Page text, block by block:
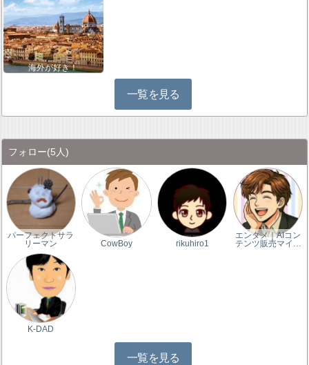
海外が好き！
一覧を見る
フォロー(5人)
パーフェクトサラ
リーマン
CowBoy rikuhiro1
エンタメ｜AIコン
テンツ販売マイ…
K-DAD
一覧を見る